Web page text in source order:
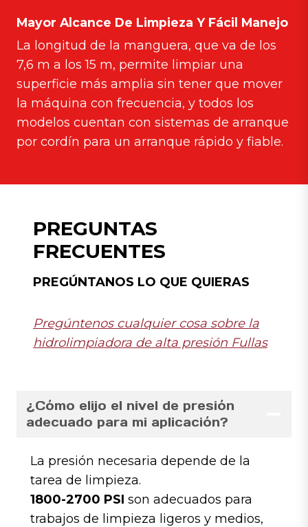
Mayor Alcance De Limpieza Y Fácil Manejo
La longitud de la manguera, que va de los
7,6 m a los 15 m, permite limpiar una
superficie más amplia sin tener que mover
la máquina con frecuencia, y todos los
modelos cuentan con sistemas de arranque
por cordín para un arranque rápido y fiable.
PREGUNTAS
FRECUENTES
PREGÚNTANOS LO QUE QUIERAS
Pregúntenos cualquier cosa sobre la
hidrolimpiadora de alta presión Fullas
¿Cómo elijo el nivel de presión
adecuado para mi aplicación?
La presión necesaria depende de la
tarea de limpieza.
1800-2700 PSI son adecuados para
trabajos de limpieza ligeros y medios,